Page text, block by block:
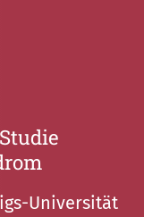
Universität